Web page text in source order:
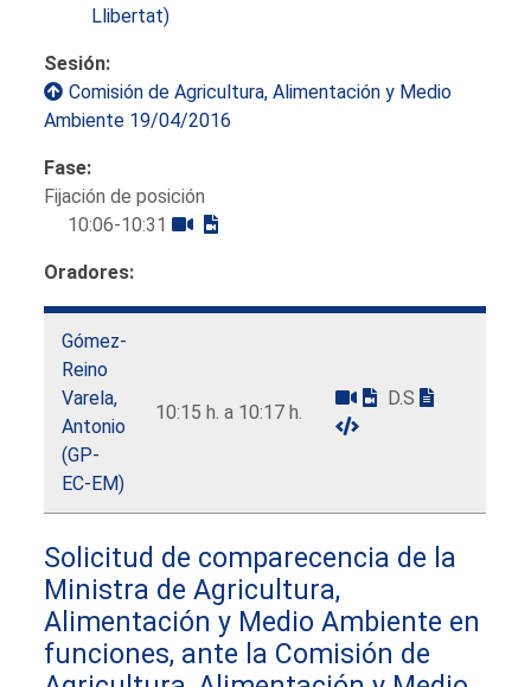
Llibertat)
Sesión:
Comisión de Agricultura, Alimentación y Medio
Ambiente 19/04/2016
Fase:
Fijación de posición
10:06-10:31
Oradores:
Gómez-
Reino
Varela,
Antonio
(GP-
EC-EM)
10:15 h. a 10:17 h.
D.S
Solicitud de comparecencia de la
Ministra de Agricultura,
Alimentación y Medio Ambiente en
funciones, ante la Comisión de